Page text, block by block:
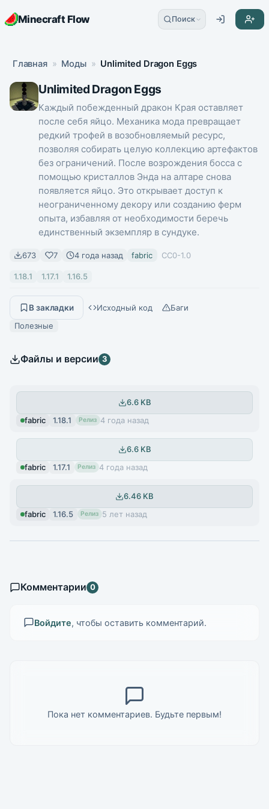
Minecraft Flow Поиск
Главная » Моды » Unlimited Dragon Eggs
Unlimited Dragon Eggs
Каждый побежденный дракон Края оставляет
после себя яйцо. Механика мода превращает
редкий трофей в возобновляемый ресурс,
позволяя собирать целую коллекцию артефактов
без ограничений. После возрождения босса с
помощью кристаллов Энда на алтаре снова
появляется яйцо. Это открывает доступ к
неограниченному декору или созданию ферм
опыта, избавляя от необходимости беречь
единственный экземпляр в сундуке.
673 7 4 года назад fabric CC0-1.0
1.18.1 1.17.1 1.16.5
В закладки Исходный код
Баги
Полезные
Файлы и версии 3
6.6 KB
fabric
1.18.1 Релиз 4 года назад
6.6 KB
fabric
1.17.1 Релиз 4 года назад
6.46 KB
fabric
1.16.5 Релиз 5 лет назад
Комментарии 0
Войдите, чтобы оставить комментарий.
Пока нет комментариев. Будьте первым!